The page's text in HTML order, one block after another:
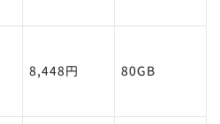
8,448円 80GB